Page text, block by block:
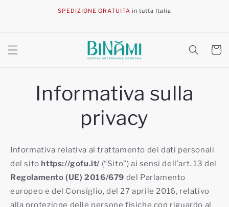
SPEDIZIONE GRATUITA in tutta Italia
Informativa sulla
privacy
Informativa relativa al trattamento dei dati personali
del sitohttps://gofu.it/ (“Sito”) ai sensi dell’art. 13 del
Regolamento (UE) 2016/679 del Parlamento
europeo e del Consiglio, del 27 aprile 2016, relativo
alla protezione delle persone fisiche con riguardo al